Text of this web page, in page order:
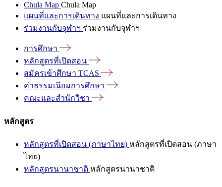
Chula Map Chula Map
แผนที่และการเดินทาง แผนที่และการเดินทาง
ร่วมงานกับจุฬาฯ ร่วมงานกับจุฬาฯ
การศึกษา
หลักสูตรที่เปิดสอน
สมัครเข้าศึกษา TCAS
ค่าธรรมเนียมการศึกษา
คณะและสำนักวิชา
หลักสูตร
หลักสูตรที่เปิดสอน (ภาษาไทย) หลักสูตรที่เปิดสอน (ภาษา
ไทย)
หลักสูตรนานาชาติ หลักสูตรนานาชาติ